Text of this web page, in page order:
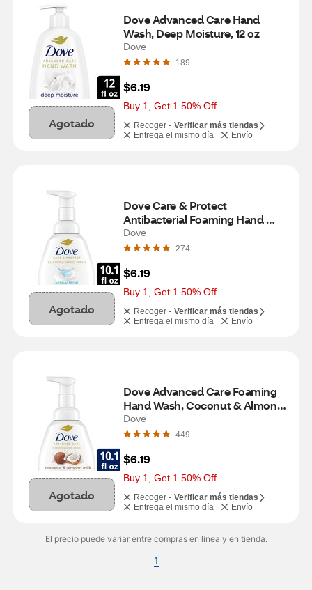
Agotado
Dove Advanced Care Hand
Wash, Deep Moisture, 12 oz
Dove
189
$6.19
Buy 1, Get 1 50% Off
Recoger - Verificar más tiendas
Entrega el mismo día
Envío
Agotado
Dove Care & Protect
Antibacterial Foaming Hand
Wash, 10.1 oz
Dove
274
$6.19
Buy 1, Get 1 50% Off
Recoger - Verificar más tiendas
Entrega el mismo día
Envío
Agotado
Dove Advanced Care Foaming
Hand Wash, Coconut & Almond
Milk, 10.1 oz
Dove
449
$6.19
Buy 1, Get 1 50% Off
Recoger - Verificar más tiendas
Entrega el mismo día
Envío
El precio puede variar entre compras en línea y en tienda.
1